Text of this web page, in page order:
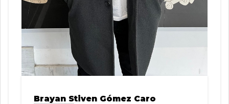
Brayan Stiven Gómez Caro